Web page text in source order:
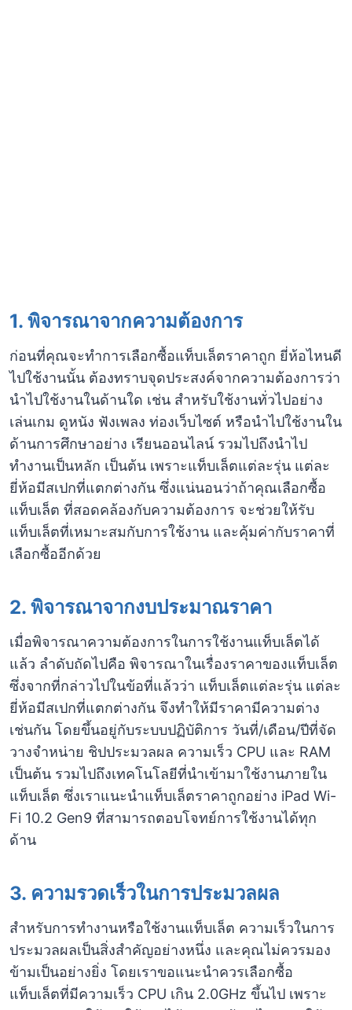
1. พิจารณาจากความต้องการ
ก่อนที่คุณจะทำการเลือกซื้อแท็บเล็ตราคาถูก ยี่ห้อไหนดี
ไปใช้งานนั้น ต้องทราบจุดประสงค์จากความต้องการว่า
นำไปใช้งานในด้านใด เช่น สำหรับใช้งานทั่วไปอย่าง
เล่นเกม ดูหนัง ฟังเพลง ท่องเว็บไซต์ หรือนำไปใช้งานใน
ด้านการศึกษาอย่าง เรียนออนไลน์ รวมไปถึงนำไป
ทำงานเป็นหลัก เป็นต้น เพราะแท็บเล็ตแต่ละรุ่น แต่ละ
ยี่ห้อมีสเปกที่แตกต่างกัน ซึ่งแน่นอนว่าถ้าคุณเลือกซื้อ
แท็บเล็ต ที่สอดคล้องกับความต้องการ จะช่วยให้รับ
แท็บเล็ตที่เหมาะสมกับการใช้งาน และคุ้มค่ากับราคาที่
เลือกซื้ออีกด้วย
2. พิจารณาจากงบประมาณราคา
เมื่อพิจารณาความต้องการในการใช้งานแท็บเล็ตได้
แล้ว ลำดับถัดไปคือ พิจารณาในเรื่องราคาของแท็บเล็ต
ซึ่งจากที่กล่าวไปในข้อที่แล้วว่า แท็บเล็ตแต่ละรุ่น แต่ละ
ยี่ห้อมีสเปกที่แตกต่างกัน จึงทำให้มีราคามีความต่าง
เช่นกัน โดยขึ้นอยู่กับระบบปฏิบัติการ วันที่/เดือน/ปีที่จัด
วางจำหน่าย ชิปประมวลผล ความเร็ว CPU และ RAM
เป็นต้น รวมไปถึงเทคโนโลยีที่นำเข้ามาใช้งานภายใน
แท็บเล็ต ซึ่งเราแนะนำแท็บเล็ตราคาถูกอย่าง iPad Wi-
Fi 10.2 Gen9 ที่สามารถตอบโจทย์การใช้งานได้ทุก
ด้าน
3. ความรวดเร็วในการประมวลผล
สำหรับการทำงานหรือใช้งานแท็บเล็ต ความเร็วในการ
ประมวลผลเป็นสิ่งสำคัญอย่างหนึ่ง และคุณไม่ควรมอง
ข้ามเป็นอย่างยิ่ง โดยเราขอแนะนำควรเลือกซื้อ
แท็บเล็ตที่มีความเร็ว CPU เกิน 2.0GHz ขึ้นไป เพราะ